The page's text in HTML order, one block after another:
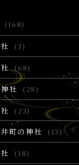
(168)
(3)
社 (68)
社 (28)
(23)
町の神社 (13)
(18)